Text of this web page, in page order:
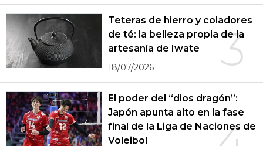
3
Teteras de hierro y coladores
de té: la belleza propia de la
artesanía de Iwate
18/07/2026
El poder del “dios dragón”:
Japón apunta alto en la fase
final de la Liga de Naciones de
Voleibol